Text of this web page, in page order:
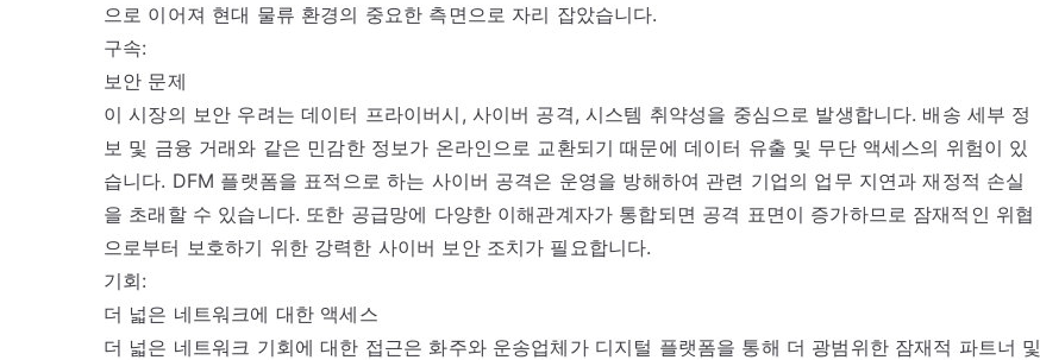
으로 이어져 현대 물류 환경의 중요한 측면으로 자리 잡았습니다.
구속:
보안 문제
이 시장의 보안 우려는 데이터 프라이버시, 사이버 공격, 시스템 취약성을 중심으로 발생합니다. 배송 세부 정
보 및 금융 거래와 같은 민감한 정보가 온라인으로 교환되기 때문에 데이터 유출 및 무단 액세스의 위험이 있
습니다. DFM 플랫폼을 표적으로 하는 사이버 공격은 운영을 방해하여 관련 기업의 업무 지연과 재정적 손실
을 초래할 수 있습니다. 또한 공급망에 다양한 이해관계자가 통합되면 공격 표면이 증가하므로 잠재적인 위협
으로부터 보호하기 위한 강력한 사이버 보안 조치가 필요합니다.
기회:
더 넓은 네트워크에 대한 액세스
더 넓은 네트워크 기회에 대한 접근은 화주와 운송업체가 디지털 플랫폼을 통해 더 광범위한 잠재적 파트너 및